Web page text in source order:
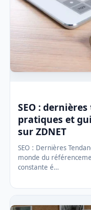
SEO :
pratiques et
sur ZDNET
SEO : Dernières
monde du
constante é…